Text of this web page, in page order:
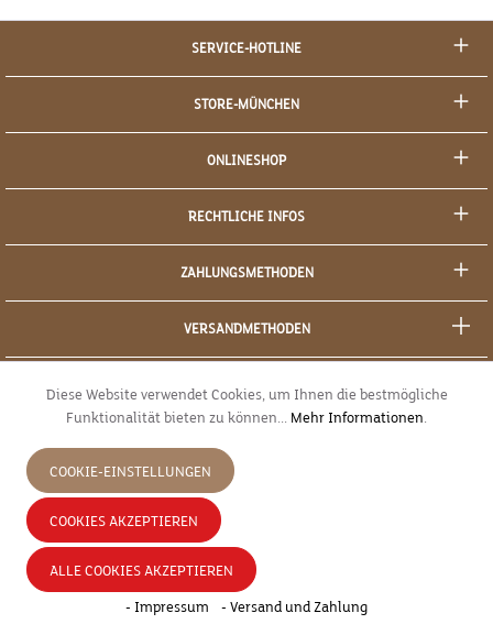
SERVICE-HOTLINE
STORE-MÜNCHEN
ONLINESHOP
RECHTLICHE INFOS
ZAHLUNGSMETHODEN
VERSANDMETHODEN
JETZT WIDERRUFEN
* Alle Preise inkl. gesetzl. Mehrwertsteuer zzgl.
Nachnahmegebühren, wenn nicht anders angegeben.
Diese Website verwendet Cookies, um Ihnen die bestmögliche
Funktionalität bieten zu können... Mehr Informationen.
COOKIE-EINSTELLUNGEN
COOKIES AKZEPTIEREN
ALLE COOKIES AKZEPTIEREN
- Impressum - Versand und Zahlung